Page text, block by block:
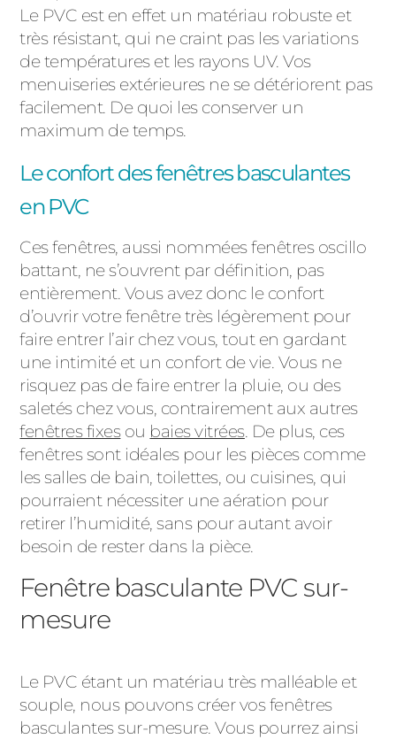
Le PVC est en effet un matériau robuste et
très résistant, qui ne craint pas les variations
de températures et les rayons UV. Vos
menuiseries extérieures ne se détériorent pas
facilement. De quoi les conserver un
maximum de temps.
Le confort des fenêtres basculantes
en PVC
Ces fenêtres, aussi nommées fenêtres oscillo
battant, ne s’ouvrent par définition, pas
entièrement. Vous avez donc le confort
d’ouvrir votre fenêtre très légèrement pour
faire entrer l’air chez vous, tout en gardant
une intimité et un confort de vie. Vous ne
risquez pas de faire entrer la pluie, ou des
saletés chez vous, contrairement aux autres
fenêtres fixesou baies vitrées. De plus, ces
fenêtres sont idéales pour les pièces comme
les salles de bain, toilettes, ou cuisines, qui
pourraient nécessiter une aération pour
retirer l’humidité, sans pour autant avoir
besoin de rester dans la pièce.
Fenêtre basculante PVC sur-
mesure
Le PVC étant un matériau très malléable et
souple, nous pouvons créer vos fenêtres
basculantes sur-mesure. Vous pourrez ainsi